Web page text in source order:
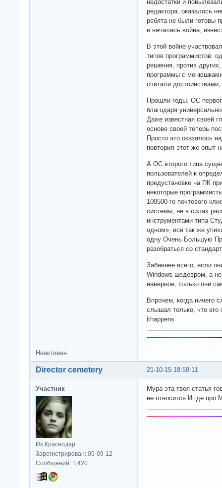
недостатки и
редактора, оказалось
ребята не были готовы
и началась война,
В этой войне
типов программистов:
решения, против
программы с
считали
Прошли годы. ОС
благодаря
Даже известная своей
основе своей теперь
Просто это оказалось
повторил этот же опыт
А ОС второго типа
пользователей к
предустановке на ПК
некоторые
100500-го почтового
системы, не в силах
инструментами типа
одном», всё так же
одну Очень Большую
разобраться со
Забавнее всего, если
Windows шедевром, а
наверное, только они
Впрочем, когда ничего
слышал только, что его
ithappens
Неактивен
21-10-15 18:59:11
Director cemetery
Участник
Из Краснодар
Зарегистрирован: 05-09-12
Сообщений: 1,420
Мура эта твоя статья
не относится И где про